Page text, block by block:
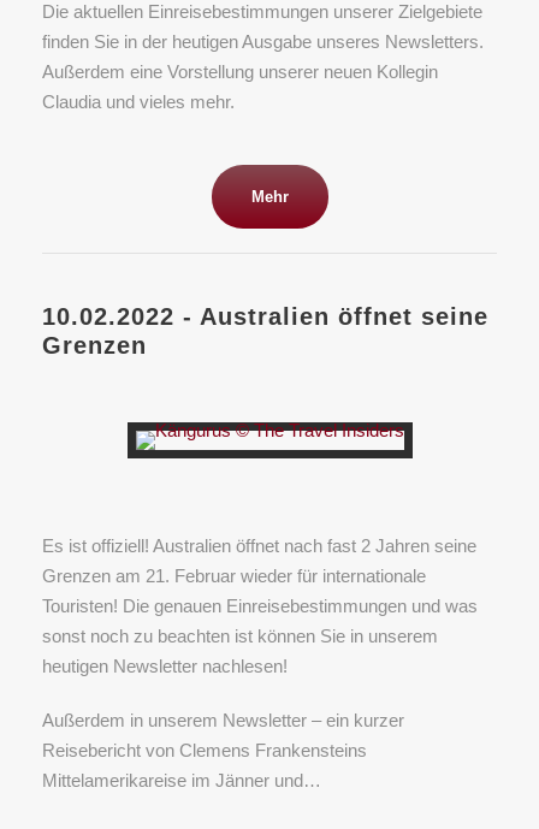
Die aktuellen Einreisebestimmungen unserer Zielgebiete
finden Sie in der heutigen Ausgabe unseres Newsletters.
Außerdem eine Vorstellung unserer neuen Kollegin
Claudia und vieles mehr.
Mehr
10.02.2022 - Australien öffnet seine
Grenzen
Es ist offiziell! Australien öffnet nach fast 2 Jahren seine
Grenzen am 21. Februar wieder für internationale
Touristen! Die genauen Einreisebestimmungen und was
sonst noch zu beachten ist können Sie in unserem
heutigen Newsletter nachlesen!
Außerdem in unserem Newsletter – ein kurzer
Reisebericht von Clemens Frankensteins
Mittelamerikareise im Jänner und…